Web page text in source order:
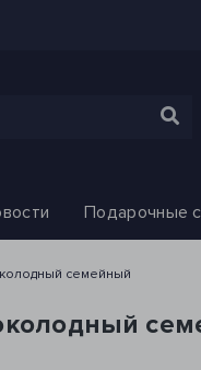
Подарочные
семейный